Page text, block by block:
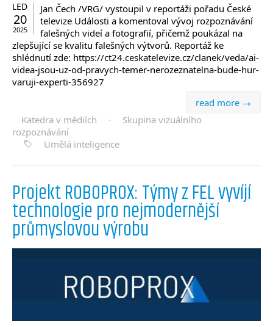
LED
20
2025
Jan Čech /VRG/ vystoupil v reportáži pořadu České
televize Události a komentoval vývoj rozpoznávání
falešných videí a fotografií, přičemž poukázal na
zlepšující se kvalitu falešných výtvorů. Reportáž ke
shlédnutí zde: https://ct24.ceskatelevize.cz/clanek/veda/ai-
videa-jsou-uz-od-pravych-temer-nerozeznatelna-bude-hur-
varuji-experti-356927
read more →
Katedra v médiích
·
Skupina vizuálního
rozpoznávání
Umělá inteligence
Projekt ROBOPROX: Týmy z FEL vyvíjí
technologie pro nejmodernější
průmyslovou výrobu